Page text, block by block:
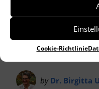
Cookie-Richtlinie
by Dr. Birgitta